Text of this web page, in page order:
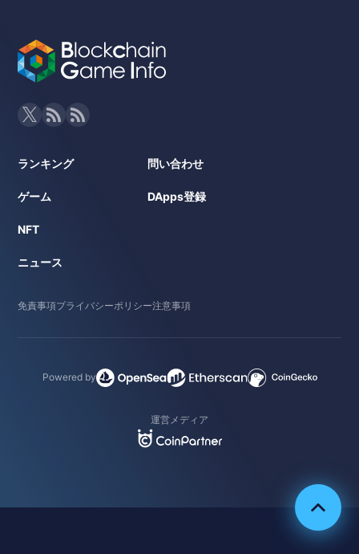
ランキング
ゲーム
NFT
ニュース
問い合わせ
DApps登録
免責事項プライバシーポリシー注意事項
Powered by
運営メディア